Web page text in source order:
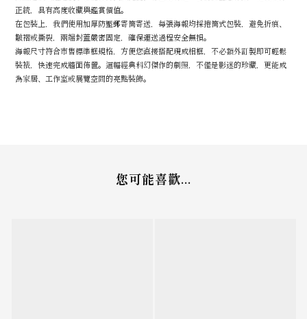
正統，具有高度收藏與鑑賞價值。
在包裝上，我們使用加厚防壓郵寄筒寄送，每張海報均採捲筒式包裝，避免折痕、
皺褶或撕裂，兩端封蓋嚴密固定，確保運送過程安全無損。
海報尺寸符合市售標準框規格，方便您直接搭配現成相框，不必額外訂製即可輕鬆
裝裱，快速完成牆面佈置。這幅經典科幻傑作的劇照，不僅是影迷的珍藏，更能成
為家居、工作室或展覽空間的亮點裝飾。
您可能喜歡...